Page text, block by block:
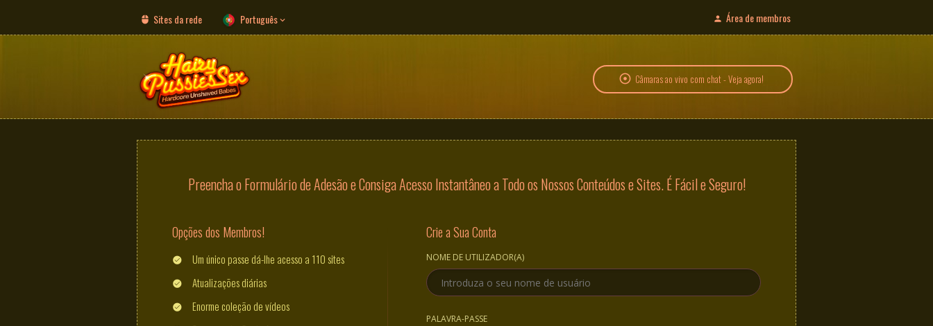
Sites da rede Português Área de membros
Câmaras ao vivo com chat - Veja agora!
Preencha o Formulário de Adesão e Consiga Acesso Instantâneo a Todo os Nossos Conteúdos e Sites. É Fácil e Seguro!
Crie a Sua Conta
NOME DE UTILIZADOR(A)
PALAVRA-PASSE
Opções dos Membros!
Um único passe dá-lhe acesso a 110 sites
Atualizações diárias
Enorme coleção de vídeos